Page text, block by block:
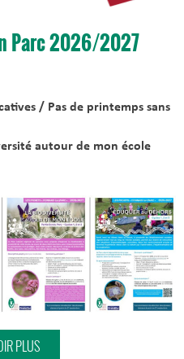
Parc 2026/2027
/ Pas de printemps sans
autour de mon école
PLUS